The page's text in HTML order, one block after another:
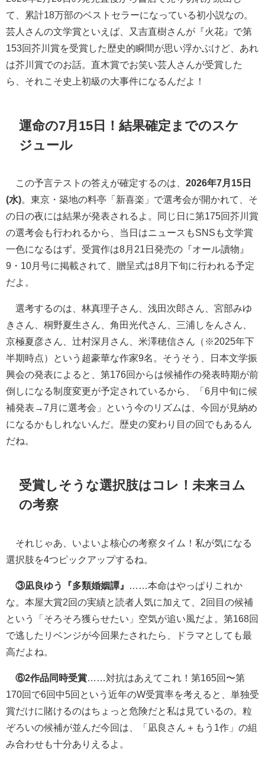
て、累計18万部のベストセラーになっている初小説なの。
芸人さんの文学賞といえば、又吉直樹さんが『火花』で第
153回芥川賞を受賞した歴史的瞬間が思い浮かぶけど、あれ
は芥川賞でのお話。直木賞でお笑い芸人さんが受賞した
ら、それこそ史上初級の大事件になるんだよ！
運命の7月15日！結果確定までのスケ
ジュール
この予言テストの答えが確定するのは、 2026年7月15日
(水)。東京・築地の料亭「新喜楽」で選考会が開かれて、そ
の日の夜には結果が発表されるよ。同じ日に第175回芥川賞
の選考会も行われるから、当日はニュースもSNSも文学賞
一色になるはず。受賞作は8月21日発売の『オール讀物』
9・10月号に掲載されて、贈呈式は8月下旬に行われる予定
だよ。
選考するのは、林真理子さん、浅田次郎さん、宮部みゆ
きさん、桐野夏生さん、角田光代さん、三浦しをんさん、
京極夏彦さん、辻村深月さん、米澤穂信さん（※2025年下
半期時点）という超豪華な作家9名。そうそう、日本文学振
興会の発表によると、第176回からは候補作の発表時期が前
倒しになる制度変更が予定されているから、「6月中旬に候
補発表→7月に選考会」という今のリズムは、今回が見納め
になるかもしれないんだ。歴史の変わり目の回でもあるん
だね。
受賞しそうな選択肢はコレ！未来ヨム
の考察
それじゃあ、いよいよ核心の考察タイム！私が気になる
選択肢を4つピックアップするね。
③凪良ゆう『多類婚姻譚』
……本命はやっぱりこれか
な。本屋大賞2回の実績と読者人気に加えて、2回目の候補
という「そろそろ獲らせたい」空気が追い風だよ。第168回
で逃したリベンジが今回果たされたら、ドラマとしても最
高だよね。
⑥2作品同時受賞 ……対抗はあえてこれ！第165回〜第
170回で6回中5回という近年のW受賞率を考えると、単独受
賞だけに賭けるのはちょっと危険だと私は見ているの。粒
ぞろいの候補が並んだ今回は、「凪良さん＋もう1作」の組
み合わせも十分ありえるよ。